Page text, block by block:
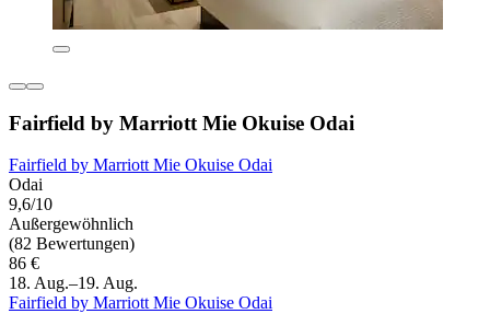
Fairfield by Marriott Mie Okuise Odai
Fairfield by Marriott Mie Okuise Odai
Odai
9,6/10
Außergewöhnlich
(82 Bewertungen)
86 €
18. Aug.–19. Aug.
Fairfield by Marriott Mie Okuise Odai